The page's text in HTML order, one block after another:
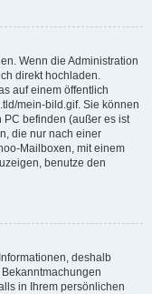
Wenn die Administration
direkt hochladen.
auf einem öffentlich
mein-bild.gif. Sie können
befinden (außer es ist
die nur nach einer
Mailboxen, mit einem
benutze den
deshalb
in Ihrem persönlichen